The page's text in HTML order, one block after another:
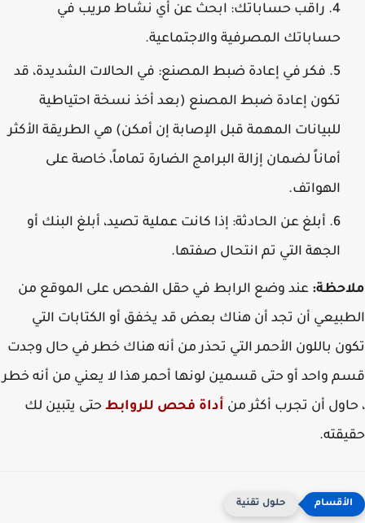
راقب حساباتك:ابحث عن أي نشاط مريب في
حساباتك المصرفية والاجتماعية.
فكر في إعادة ضبط المصنع:في الحالات الشديدة، قد
تكون إعادة ضبط المصنع (بعد أخذ نسخة احتياطية
للبيانات المهمةقبلالإصابة إن أمكن) هي الطريقة الأكثر
أماناً لضمان إزالة البرامج الضارة تماماً، خاصة على
الهواتف.
أبلغ عن الحادثة:إذا كانت عملية تصيد، أبلغ البنك أو
الجهة التي تم انتحال صفتها.
عند وضع الرابط في حقل الفحص على الموقع من
أن تجد أن هناك بعض قد يخفق أو الكتابات التي
باللون الأحمر التي تحذر من أنه هناك خطر في حال وجدت
واحد أو حتى قسمين لونها أحمر هذا لا يعني من أنه خطر
أن تجرب أكثر منأداة فحص للروابطحتى يتبين لك
حلول تقنية